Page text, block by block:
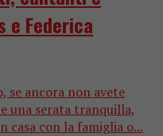
e Federica
se ancora non avete
una serata tranquilla,
casa con la famiglia o...